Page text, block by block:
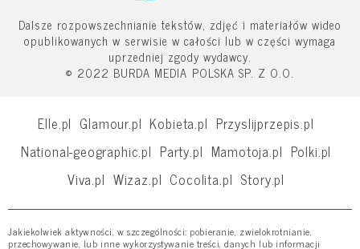
Dalsze rozpowszechnianie tekstów, zdjęć i materiałów wideo
opublikowanych w serwisie w całości lub w części wymaga
uprzedniej zgody wydawcy.
© 2022 BURDA MEDIA POLSKA SP. Z O.O.
Elle.pl Glamour.pl Kobieta.pl Przyslijprzepis.pl
National-geographic.pl Party.pl Mamotoja.pl Polki.pl
Viva.pl Wizaz.pl Cocolita.pl Story.pl
Jakiekolwiek aktywności, w szczególności: pobieranie, zwielokrotnianie,
przechowywanie, lub inne wykorzystywanie treści, danych lub informacji